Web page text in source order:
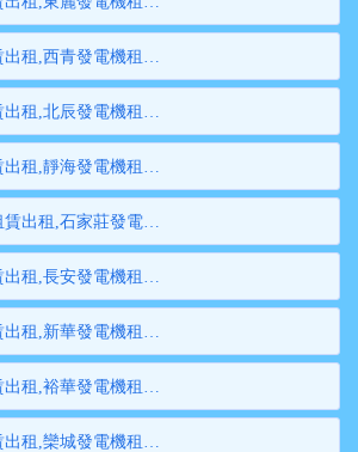
西青柴油發電機租賃出租,西青發電機租賃,西青發電機出租,西青大型發電機租賃,西青大型發電機出租
北辰柴油發電機租賃出租,北辰發電機租賃,北辰發電機出租,北辰大型發電機租賃,北辰大型發電機出租
靜海柴油發電機租賃出租,靜海發電機租賃,靜海發電機出租,靜海大型發電機租賃,靜海大型發電機出租
石家莊柴油發電機租賃出租,石家莊發電機租賃,石家莊發電機出租,石家莊大型發電機租賃,石家莊大型發電機出租
長安柴油發電機租賃出租,長安發電機租賃,長安發電機出租,長安大型發電機租賃,長安大型發電機出租
新華柴油發電機租賃出租,新華發電機租賃,新華發電機出租,新華大型發電機租賃,新華大型發電機出租
裕華柴油發電機租賃出租,裕華發電機租賃,裕華發電機出租,裕華大型發電機租賃,裕華大型發電機出租
欒城柴油發電機租賃出租,欒城發電機租賃,欒城發電機出租,欒城大型發電機租賃,欒城大型發電機出租